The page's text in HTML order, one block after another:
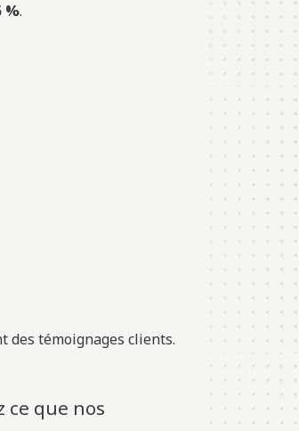
%.
des témoignages clients.
ce que nos